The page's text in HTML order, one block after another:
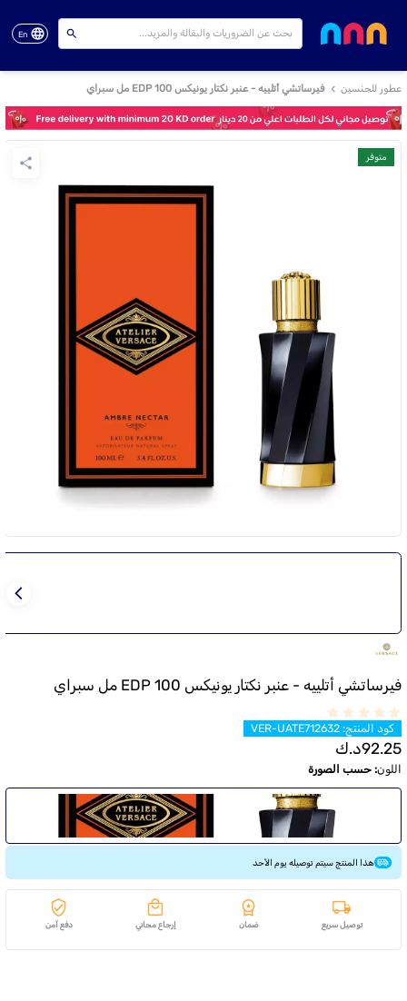
En
عطور للجنسين فيرساتشي أتلييه - عنبر نكتار يونيكس EDP 100 مل سبراي
متوفر
فيرساتشي أتلييه - عنبر نكتار يونيكس EDP 100 مل سبراي
كود المنتج:
VER-UATE712632
92.25د.ك
اللون: حسب الصورة
هذا المنتج سيتم توصيله يوم الأحد
توصيل سريع ضمان إرجاع مجاني دفع آمن